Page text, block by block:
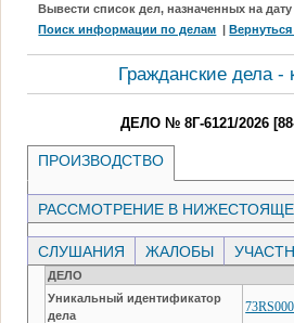
Вывести список дел, назначенных на дату
Поиск информации по делам |
Гражданские дела -
ДЕЛО № 8Г-6121/2026
ПРОИЗВОДСТВО
РАССМОТРЕНИЕ В
СЛУШАНИЯ ЖАЛОБЫ
ДЕЛО
Уникальный идентификатор
дела